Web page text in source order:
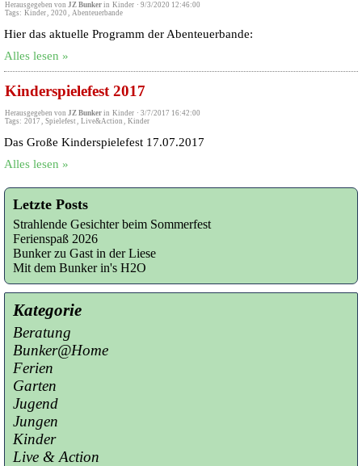
Herausgegeben von JZ Bunker in Kinder · 9/3/2020 12:46:00
Tags: Kinder, 2020 , Abenteuerbande
Hier das aktuelle Programm der Abenteuerbande:
Alles lesen »
Kinderspielefest 2017
Herausgegeben von JZ Bunker in Kinder · 3/7/2017 16:42:00
Tags: 2017 , Spielefest , Live&Action , Kinder
Das Große Kinderspielefest 17.07.2017
Alles lesen »
Letzte Posts
Strahlende Gesichter beim Sommerfest
Ferienspaß 2026
Bunker zu Gast in der Liese
Mit dem Bunker in's H2O
Kategorie
Beratung
Bunker@Home
Ferien
Garten
Jugend
Jungen
Kinder
Live & Action